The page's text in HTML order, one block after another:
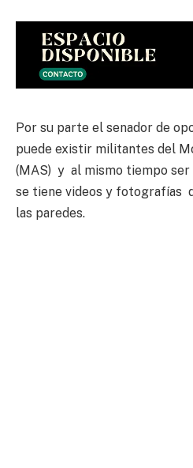
Por su parte el senador de
puede existir militantes del
(MAS) y al mismo tiempo
se tiene videos y fotografías
las paredes.